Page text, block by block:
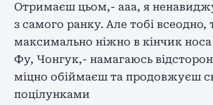
Отримаєш цьом,- ааа, я
з самого ранку. Але тобі всеодно,
максимально ніжно в кінчик носа
Фу, Чонгук,- намагаюсь
міцно обіймаєш та продовжуєш
поцілунками